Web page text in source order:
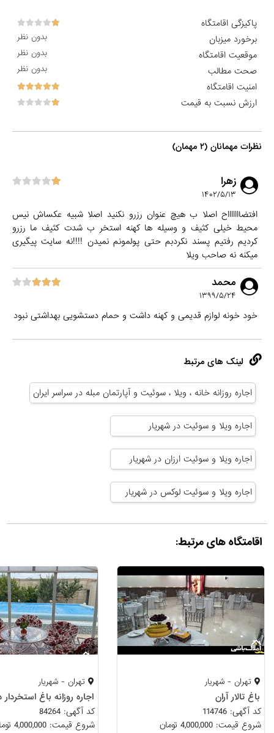
پاکیزگی اقامتگاه
برخورد میزبان
بدون نظر
موقعیت اقامتگاه بدون نظر
صحت مطالب بدون نظر
امنیت اقامتگاه
ارزش نسبت به قیمت
نظرات مهمانان (۲ مهمان)
زهرا
۱۴۰۲/۵/۱۳
افتضاااااااح اصلا ب هیچ عنوان رزرو نکنید اصلا شبیه عکساش نیس
محیط خیلی کثیف و وسیله ها کهنه استخر ب شدت کثیف ما رزرو
کردیم رفتیم پسند نکردبم حتی پولمونم نمیدن !!!!نه سایت پیگیری
میکنه نه صاحب ویلا
محمد
۱۳۹۹/۵/۲۴
خود خونه لوازم قدیمی و کهنه داشت و حمام دستشویی بهداشتی نبود
لینک های مرتبط
اجاره روزانه خانه ، ویلا ، سوئیت و آپارتمان مبله در سراسر ایران
اجاره ویلا و سوئیت در شهریار
اجاره ویلا و سوئیت ارزان در شهریار
اجاره ویلا و سوئیت لوکس در شهریار
اقامتگاه های مرتبط:
تهران - شهریار
باغ تالار آران
کد آگهی: 114746
شروع قیمت: 4,000,000 تومان
تهران - شهریار
اجاره روزانه باغ استخردار
کد آگهی: 84264
شروع قیمت: 4,000,000 تومان